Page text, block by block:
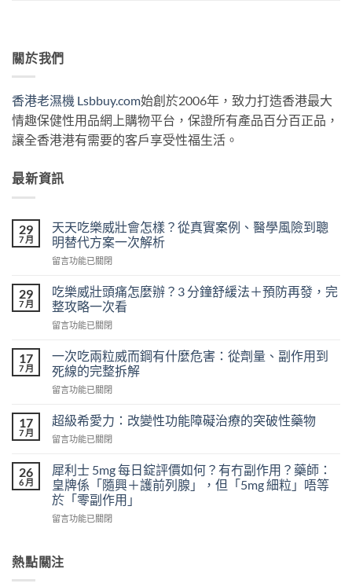
關於我們
香港老濕機 Lsbbuy.com始創於2006年，致力打造香港最大
情趣保健性用品網上購物平台，保證所有產品百分百正品，
讓全香港港有需要的客戶享受性福生活。
最新資訊
29
7 月
天天吃樂威壯會怎樣？從真實案例、醫學風險到聰
明替代方案一次解析
在
天
吃
樂
威
會
怎
樣？
從
實
案
例、
學
風
險
到
替
代
留言功能已關閉
29
7 月
吃樂威壯頭痛怎麼辦？3 分鐘舒緩法＋預防再發，完
整攻略一次看
在
威
壯
頭
怎
辦？
分
鐘
舒
法
防
留言功能已關閉
17
7 月
一次吃兩粒威而鋼有什麼危害：從劑量、副作用到
死線的完整拆解
在
次
吃
兩
威
而
鋼
有
什
害：
留言功能已關閉
17
7 月
超級希愛力：改變性功能障礙治療的突破性藥物
在
級
希
愛
力：
改
功
能
留言功能已關閉
26
6 月
犀利士 5mg 每日錠評價如何？有冇副作用？藥師：
皇牌係「隨興＋護前列腺」，但「5mg 細粒」唔等
於「零副作用」
在
士
5mg
留言功能已關閉
熱點關注